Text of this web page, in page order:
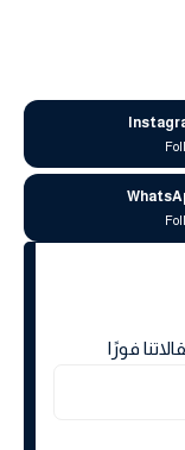
فورًا